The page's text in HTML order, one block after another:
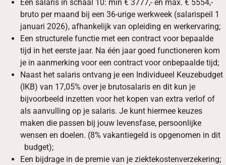
Een salaris in schaal 10: min € 3777,- en max. € 5554,-
bruto per maand bij een 36-urige werkweek (salarispeil 1
januari 2026), afhankelijk van opleiding en werkervaring;
Een structurele functie met een contract voor bepaalde
tijd in het eerste jaar. Na één jaar goed functioneren kom
je in aanmerking voor een contract voor onbepaalde tijd;
Naast het salaris ontvang je een Individueel Keuzebudget
(IKB) van 17,05% over je brutosalaris en dit kun je
bijvoorbeeld inzetten voor het kopen van extra verlof of
als aanvulling op je salaris. Je kunt hiermee keuzes
maken die passen bij jouw levensfase, persoonlijke
wensen en doelen. (8% vakantiegeld is opgenomen in dit
budget);
Een bijdrage in de premie van je ziektekostenverzekering;